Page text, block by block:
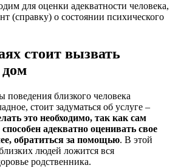
для оценки адекватности человека,
(справку) о состоянии психического
стоит вызвать
дом
поведения близкого человека
стоит задуматься об услуге –
это необходимо, так как сам
адекватно оценивать свое
обратиться за помощью. В этой
людей ложится вся
родственника.